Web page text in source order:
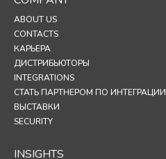
ABOUT US
CONTACTS
КАРЬЕРА
ДИСТРИБЬЮТОРЫ
INTEGRATIONS
СТАТЬ ПАРТНЕРОМ ПО ИНТЕГРАЦИИ
ВЫСТАВКИ
SECURITY
INSIGHTS